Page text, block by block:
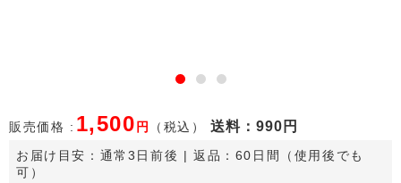
販売価格 : 1,500 円 （税込） 送料 ：990円
お届け目安： 通常3日前後 | 返品：60日間（使用後でも
可）